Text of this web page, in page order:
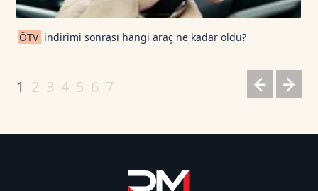
ÖTV indirimi sonrası hangi araç ne kadar oldu?
1 2 3 4 5 6 7